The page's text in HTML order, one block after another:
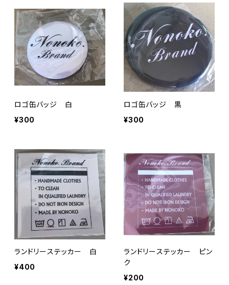
ロゴ缶バッジ 白
¥300
ロゴ缶バッジ 黒
¥300
ランドリーステッカー 白
¥400
ランドリーステッカー ピン
ク
¥200